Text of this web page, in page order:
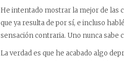
He intentado mostrar la mejor de las
que ya resulta de por sí, e incluso
sensación contraria. Uno nunca sabe
La verdad es que he acabado algo